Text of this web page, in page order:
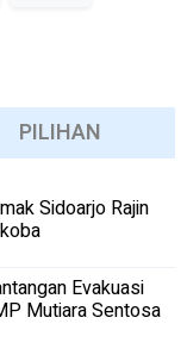
PILIHAN
Sidoarjo Rajin
Evakuasi
Mutiara Sentosa